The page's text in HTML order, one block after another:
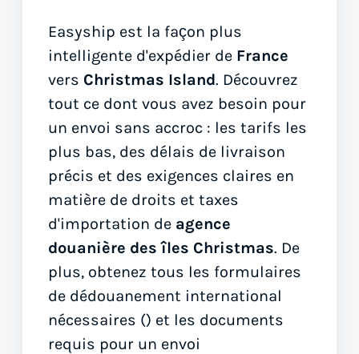
Easyship est la façon plus
intelligente d'expédier de France
vers Christmas Island. Découvrez
tout ce dont vous avez besoin pour
un envoi sans accroc : les tarifs les
plus bas, des délais de livraison
précis et des exigences claires en
matière de droits et taxes
d'importation de agence
douanière des îles Christmas. De
plus, obtenez tous les formulaires
de dédouanement international
nécessaires () et les documents
requis pour un envoi